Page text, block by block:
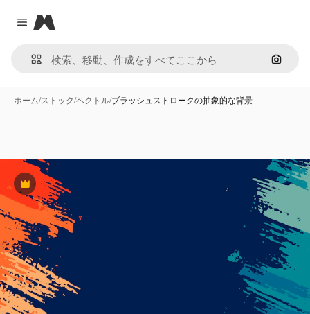
Close menu
Magnific
画像で
ホーム/ストック/ベクトル/ブラッシュストロークの抽象的な背景
Premium